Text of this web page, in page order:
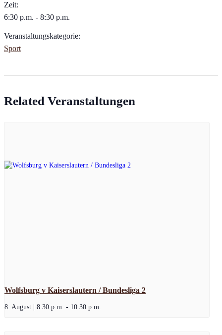
Zeit:
6:30 p.m. - 8:30 p.m.
Veranstaltungskategorie:
Sport
Related Veranstaltungen
Wolfsburg v Kaiserslautern / Bundesliga 2
8. August | 8:30 p.m. - 10:30 p.m.